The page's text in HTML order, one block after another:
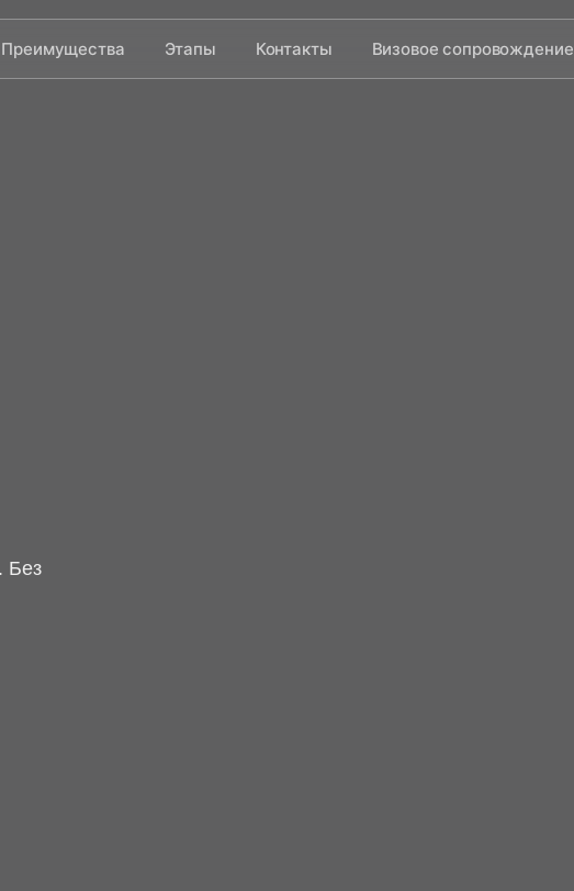
Преимущества Этапы Контакты Визовое сопровождение